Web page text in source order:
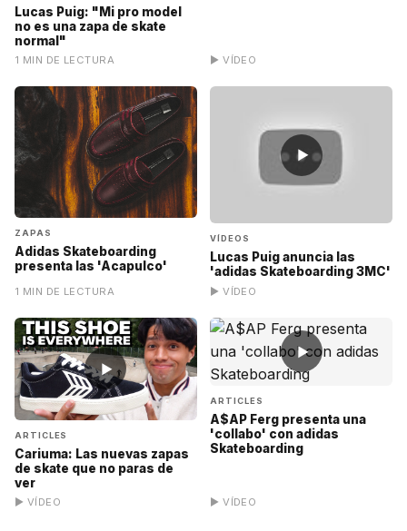
Lucas Puig: "Mi pro model
no es una zapa de skate
normal"
1 MIN DE LECTURA ▶ VÍDEO
ZAPAS
Adidas Skateboarding
presenta las 'Acapulco'
1 MIN DE LECTURA
▶
VÍDEOS
Lucas Puig anuncia las
'adidas Skateboarding 3MC'
▶ VÍDEO
▶
ARTICLES
Cariuma: Las nuevas zapas
de skate que no paras de
ver
▶ VÍDEO
▶
ARTICLES
A$AP Ferg presenta una
'collabo' con adidas
Skateboarding
▶ VÍDEO